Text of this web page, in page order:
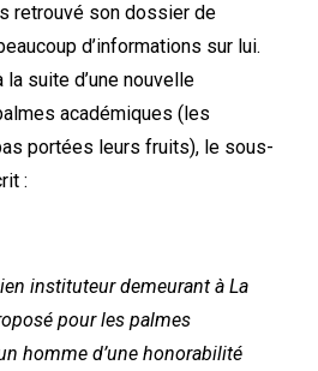
retrouvé son dossier de
d’informations sur lui.
la suite d’une nouvelle
académiques (les
portées leurs fruits), le sous-
:
instituteur demeurant à La
pour les palmes
homme d’une honorabilité